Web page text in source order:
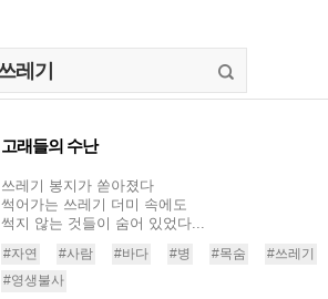
고래들의 수난
쓰레기 봉지가 쏟아졌다
썩어가는 쓰레기 더미 속에도
썩지 않는 것들이 숨어 있었다...
#자연 #사람 #바다 #병 #목숨 #쓰레기
#영생불사